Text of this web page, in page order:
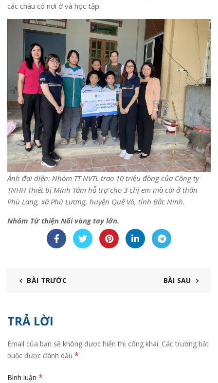
các cháu có nơi ở và học tập.
Ảnh đại diện: Nhóm TT NVTL trao 10 triệu đồng của Công ty
TNHH Thiết bị Minh Tâm hỗ trợ cho 3 chị em mồ côi ở thôn
Phù Lang, xã Phù Lương, huyện Quế Võ, tỉnh Bắc Ninh.
Nhóm Từ thiện Nối vòng tay lớn.
BÀI TRƯỚC BÀI SAU
TRẢ LỜI
Email của bạn sẽ không được hiển thị công khai. Các trường bắt
buộc được đánh dấu *
Bình luận *